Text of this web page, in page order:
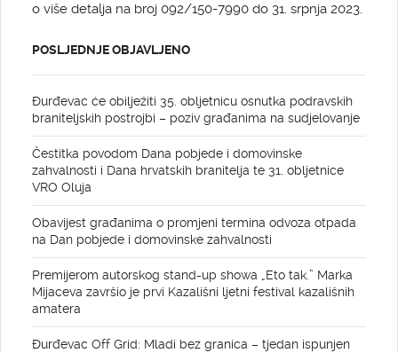
o više detalja na broj 092/150-7990 do 31. srpnja 2023.
POSLJEDNJE OBJAVLJENO
Đurđevac će obilježiti 35. obljetnicu osnutka podravskih
braniteljskih postrojbi – poziv građanima na sudjelovanje
Čestitka povodom Dana pobjede i domovinske
zahvalnosti i Dana hrvatskih branitelja te 31. obljetnice
VRO Oluja
Obavijest građanima o promjeni termina odvoza otpada
na Dan pobjede i domovinske zahvalnosti
Premijerom autorskog stand-up showa „Eto tak.” Marka
Mijaceva završio je prvi Kazališni ljetni festival kazališnih
amatera
Đurđevac Off Grid: Mladi bez granica – tjedan ispunjen